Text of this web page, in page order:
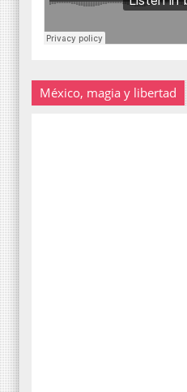
México, magia y libertad